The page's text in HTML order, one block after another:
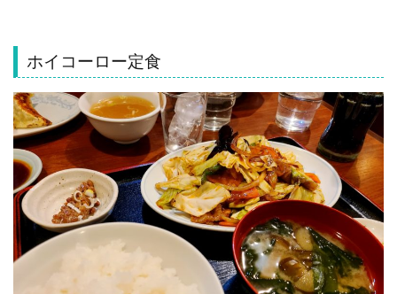
ホイコーロー定食